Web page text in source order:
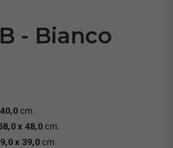
- Bianco
cm.
x 48,0 cm.
x 39,0 cm.